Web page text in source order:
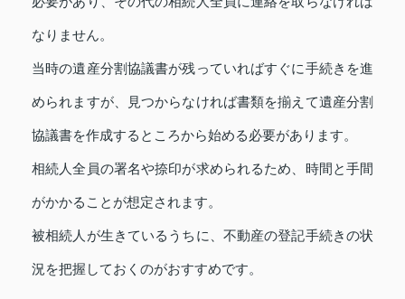
なりません。
当時の遺産分割協議書が残っていればすぐに手続きを進
められますが、見つからなければ書類を揃えて遺産分割
協議書を作成するところから始める必要があります。
相続人全員の署名や捺印が求められるため、時間と手間
がかかることが想定されます。
被相続人が生きているうちに、不動産の登記手続きの状
況を把握しておくのがおすすめです。